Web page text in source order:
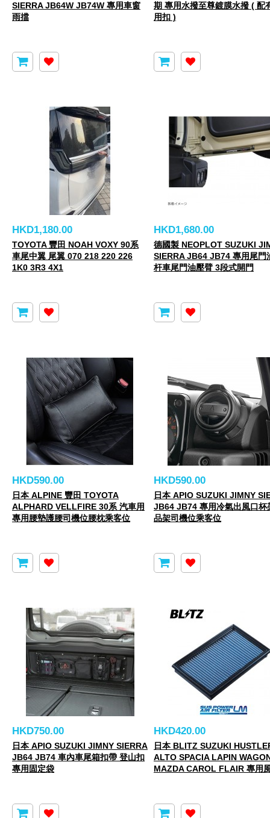
SIERRA JB64W JB74W 專用車窗
雨擋
期 專用水撥至尊鍍膜水撥 ( 配
用扣 )
HKD1,180.00
TOYOTA 豐田 NOAH VOXY 90系
車尾中翼 尾翼 070 218 220 226
1K0 3R3 4X1
HKD1,680.00
德國製 NEOPLOT SUZUKI
SIERRA JB64 JB74 專用尾門
杆車尾門油壓臂 3段式開門
HKD590.00
日本 ALPINE 豐田 TOYOTA
ALPHARD VELLFIRE 30系 汽車用
專用腰墊護腰司機位腰枕乘客位
HKD590.00
日本 APIO SUZUKI JIMNY
JB64 JB74 專用冷氣出風口杯
品架司機位乘客位
HKD750.00
日本 APIO SUZUKI JIMNY SIERRA
JB64 JB74 車內車尾箱扣帶 登山扣
專用固定袋
HKD420.00
日本 BLITZ SUZUKI
ALTO SPACIA LAPIN
MAZDA CAROL FLAIR 專用